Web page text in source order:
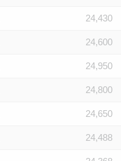
24,430
24,600
24,950
24,800
24,650
24,488